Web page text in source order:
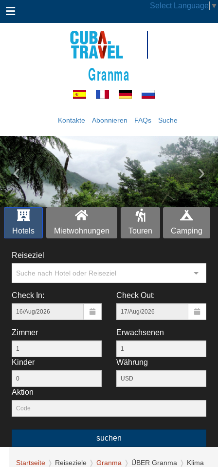
Select Language ▼
Granma
Kontakte Abonnieren FAQs Suche
‹ ›
Hotels Mietwohnungen Touren Camping
Reiseziel
Suche nach Hotel oder Reiseziel
Check In: Check Out:
Zimmer Erwachsenen
Kinder Währung
Aktion
suchen
Startseite Reiseziele Granma ÜBER Granma Klima